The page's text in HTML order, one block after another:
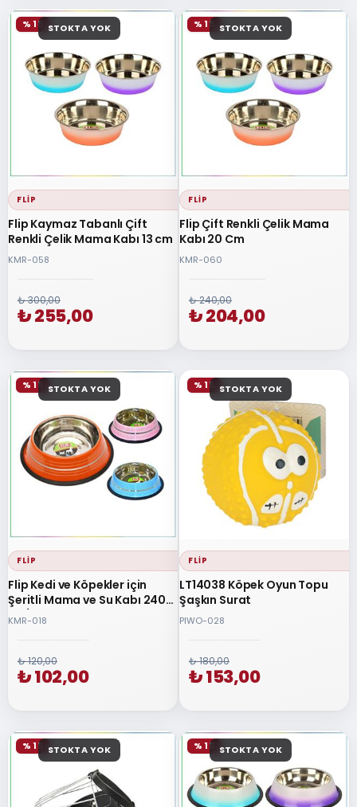
STOKTA YOK
FLIP
Flip Kaymaz Tabanlı Çift
Renkli Çelik Mama Kabı 13 cm
KMR-058
% 15
₺ 300,00
₺ 255,00
STOKTA YOK
FLIP
Flip Çift Renkli Çelik Mama
Kabı 20 Cm
KMR-060
% 15
₺ 240,00
₺ 204,00
STOKTA YOK
FLIP
Flip Kedi ve Köpekler için
Şeritli Mama ve Su Kabı 240
Ml / 8 Oz
KMR-018
% 15
₺ 120,00
₺ 102,00
STOKTA YOK
FLIP
LT14038 Köpek Oyun Topu
Şaşkın Surat
PIWO-028
% 15
₺ 180,00
₺ 153,00
STOKTA YOK
% 15 STOKTA YOK
% 15